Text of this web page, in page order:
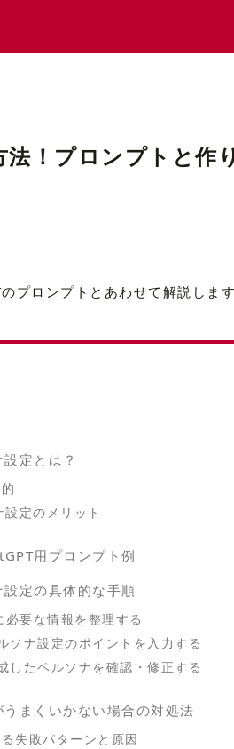
！プロンプトと作
プロンプトとあわせて解説します
定とは？
定のメリット
用プロンプト例
定の具体的な手順
要な情報を整理する
ソナ設定のポイントを入力する
したペルソナを確認・修正する
まくいかない場合の対処法
失敗パターンと原因